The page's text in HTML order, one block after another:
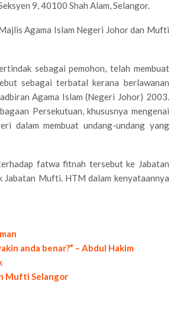
9, 40100 Shah Alam, Selangor.
Agama Islam Negeri Johor dan Mufti
sebagai pemohon, telah membuat
sebagai terbatal kerana berlawanan
Agama Islam (Negeri Johor) 2003.
Persekutuan, khususnya mengenai
dalam membuat undang-undang yang
fatwa fitnah tersebut ke Jabatan
Mufti. HTM dalam kenyataannya
anda benar?” – Abdul Hakim
Mufti Selangor